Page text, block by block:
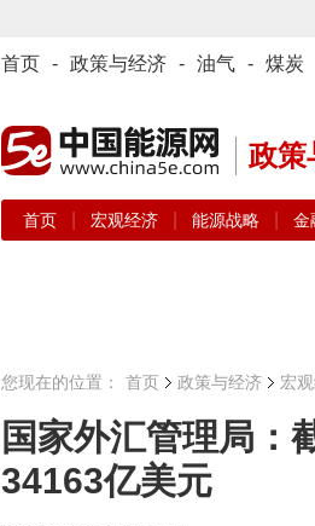
首页 - 政策与经济 - 油气 - 煤炭
政策
首页 宏观经济 能源战略 金
您现在的位置： 首页 政策与经济 宏
国家外汇管理局：
34163亿美元